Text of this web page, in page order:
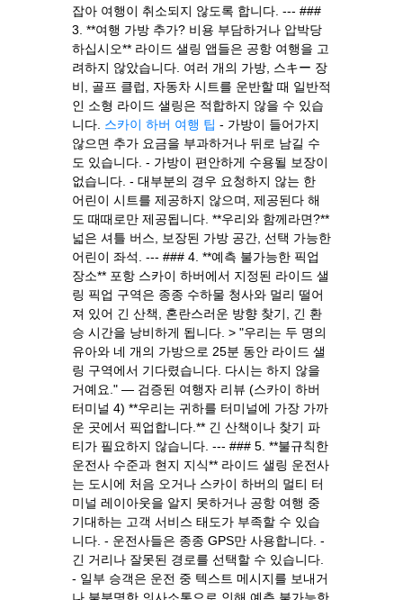
잡아 여행이 취소되지 않도록 합니다. --- ###
3. **여행 가방 추가? 비용 부담하거나 압박당
하십시오** 라이드 샐링 앱들은 공항 여행을 고
려하지 않았습니다. 여러 개의 가방, 스キー 장
비, 골프 클럽, 자동차 시트를 운반할 때 일반적
인 소형 라이드 샐링은 적합하지 않을 수 있습
니다. 스카이 하버 여행 팁 - 가방이 들어가지
않으면 추가 요금을 부과하거나 뒤로 남길 수
도 있습니다. - 가방이 편안하게 수용될 보장이
없습니다. - 대부분의 경우 요청하지 않는 한
어린이 시트를 제공하지 않으며, 제공된다 해
도 때때로만 제공됩니다. **우리와 함께라면?**
넓은 셔틀 버스, 보장된 가방 공간, 선택 가능한
어린이 좌석. --- ### 4. **예측 불가능한 픽업
장소** 포항 스카이 하버에서 지정된 라이드 샐
링 픽업 구역은 종종 수하물 청사와 멀리 떨어
져 있어 긴 산책, 혼란스러운 방향 찾기, 긴 환
승 시간을 낭비하게 됩니다. > "우리는 두 명의
유아와 네 개의 가방으로 25분 동안 라이드 샐
링 구역에서 기다렸습니다. 다시는 하지 않을
거예요." — 검증된 여행자 리뷰 (스카이 하버
터미널 4) **우리는 귀하를 터미널에 가장 가까
운 곳에서 픽업합니다.** 긴 산책이나 찾기 파
티가 필요하지 않습니다. --- ### 5. **불규칙한
운전사 수준과 현지 지식** 라이드 샐링 운전사
는 도시에 처음 오거나 스카이 하버의 멀티 터
미널 레이아웃을 알지 못하거나 공항 여행 중
기대하는 고객 서비스 태도가 부족할 수 있습
니다. - 운전사들은 종종 GPS만 사용합니다. -
긴 거리나 잘못된 경로를 선택할 수 있습니다.
- 일부 승객은 운전 중 텍스트 메시지를 보내거
나 불분명한 의사소통으로 인해 예측 불가능한